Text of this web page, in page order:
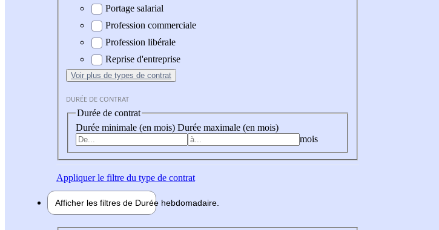
Portage salarial
Profession commerciale
Profession libérale
Reprise d'entreprise
Voir plus de types de contrat
DURÉE DE CONTRAT
Durée de contrat
Durée minimale (en mois) Durée maximale (en mois)
mois
Appliquerle filtre du type de contrat
Afficher les filtres de Durée hebdomadaire